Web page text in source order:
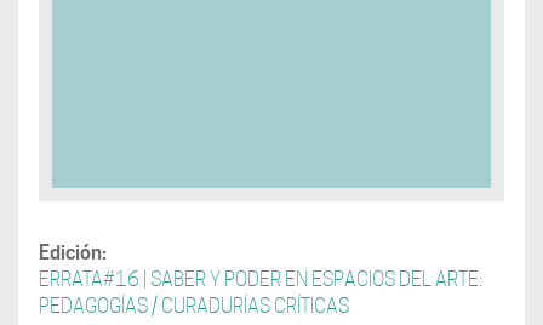
Edición:
ERRATA#16 | SABER Y PODER EN ESPACIOS DEL ARTE:
PEDAGOGÍAS / CURADURÍAS CRÍTICAS